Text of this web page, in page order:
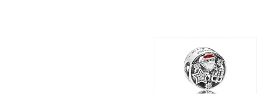
Шарм "Christmas Joy"
(Рождественская
радость), серебро,
новая коллекция